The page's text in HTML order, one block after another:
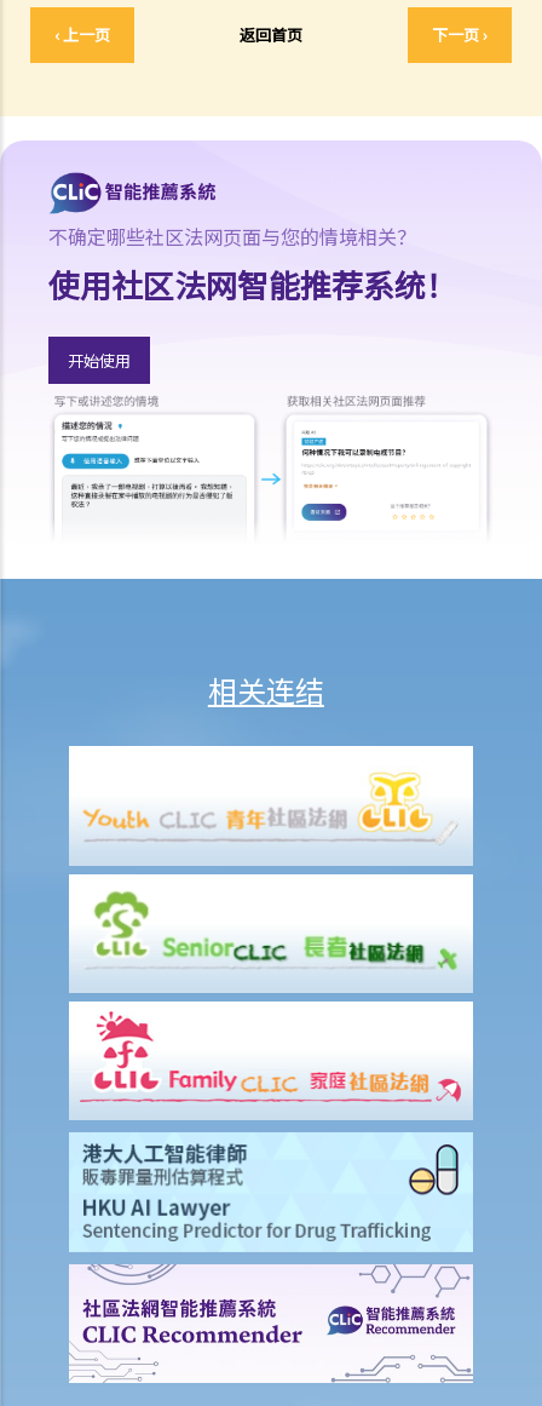
‹ 上一页 返回首页 下一页 ›
7. 若一名肢体伤残人士在某些特别的设施协助下，才可应付某项工作，
雇主是否需要在工作地方内作出相应的调整 / 改动？雇主可否拒绝聘请
8. 因受肢体伤残影响，我乘的士时经常遇到困难，的士司机应否提供协
助？如司机拒绝接载我，将会怎样？
9. 我是轮椅使用者，我是否与其他人一样享有平等机会进入及使用公共
建筑物及社会设施？
10. 我发现供残疾人士使用的洗手间经常被大厦用户改为贮物室，这情
况是否触犯《残疾歧视条例》？
11. 我的儿子是弱智小朋友，我为他申请入读主流幼儿园而被拒，该幼
儿园是否已触犯《残疾歧视条例》？假如他被取录入学，该幼儿园是否
有责任为他提供特别的服务或设施以帮助他学习？
12. 如果我的同事公然取笑某弱智的同事而他 / 她不满，这是否属于歧视
13. 我欲租住房屋，并已和业主谈妥各项租约条款，惟业主知道与我同
条例》？
16. 听觉受损人士可以配戴助听器参加面试吗？
17. 雇主可否因我有视觉障碍，而以工作环境会对我有高度危险为理由
拒绝聘用我？
长期病患者
18. 假如我是长期病患者，是否仍受到《残疾歧视条例》所保障？长期
19. 如果雇主得悉我长期病患的状况，或知道我需要定期接受治疗，他 /
她可否解雇我？
​​​​​​​爱滋病毒感染 / 爱滋病患者
20. 假如我感染了爱滋病病毒，是否仍受到《残疾歧视条例》所保障？
假如我到医院或诊所求诊，他们能否拒绝医治我？
21. 当我在求职时，雇主可否要求我接受爱滋病病毒抗体测试？
家庭岗位歧视
1. 某雇主知道解雇一名怀孕雇员可能会违法，所以他准备在该雇员生育
后才解雇她。这样做是否仍然违法？
2. 教育机构（如夜校或大学）或提供服务的机构可否因为我要照顾家
人，而拒绝为我提供服务或设施？
不确定哪些社区法网页面与您的情境相关？
使用社区法网智能推荐系统！
开始使用
相关连结